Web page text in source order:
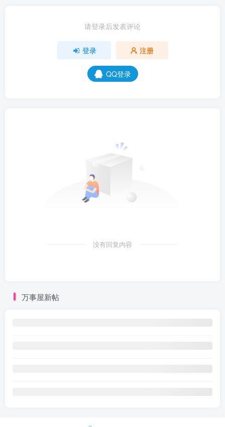
请登录后发表评论
登录 注册
QQ登录
没有回复内容
万事屋新帖